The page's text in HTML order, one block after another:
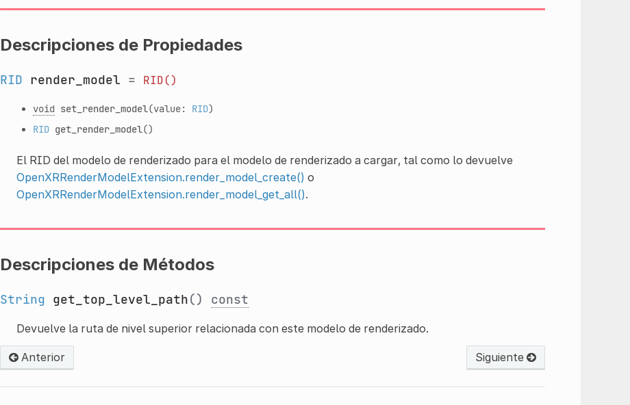
Descripciones de Propiedades
RID render_model = RID()
void set_render_model(value: RID)
RID get_render_model()
El RID del modelo de renderizado para el modelo de renderizado a cargar, tal como lo devuelve
OpenXRRenderModelExtension.render_model_create() o
OpenXRRenderModelExtension.render_model_get_all().
Descripciones de Métodos
String get_top_level_path() const
Devuelve la ruta de nivel superior relacionada con este modelo de renderizado.
Anterior Siguiente